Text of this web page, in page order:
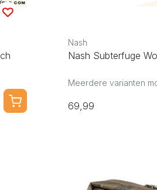
Nash
Nash Subterfuge
Meerdere varianten
69,99